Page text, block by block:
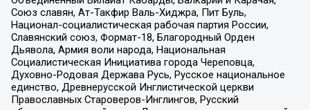
Союз славян, Ат-Такфир Валь-Хиджра, Пит Буль,
Национал-социалистическая рабочая партия России,
Славянский союз, Формат-18, Благородный Орден
Дьявола, Армия воли народа, Национальная
Социалистическая Инициатива города Череповца,
Духовно-Родовая Держава Русь, Русское национальное
единство, Древнерусской Инглистической церкви
Православных Староверов-Инглингов, Русский